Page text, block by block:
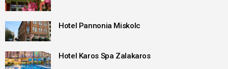
Hotel Pannonia Miskolc
Hotel Karos Spa Zalakaros